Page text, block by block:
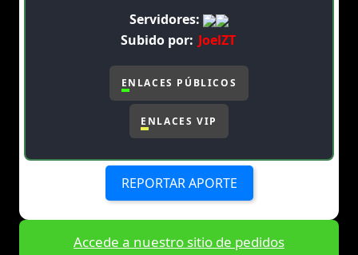
Servidores:
Subido por: JoelZT
ENLACES PÚBLICOS
ENLACES VIP
REPORTAR APORTE
Accede a nuestro sitio de pedidos